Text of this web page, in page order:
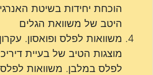
הוכחת יחידות בשיטת
היטב של משוואת הגלים
משוואות לפלס ופואסון.
מוצגות הטיב של בעיית
לפלס במלבן. משוואות